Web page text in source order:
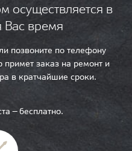
осуществляется в
Вас время
позвоните по телефону
заказ на ремонт и
в кратчайшие сроки.
— бесплатно.